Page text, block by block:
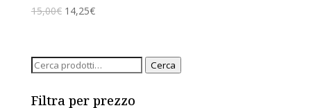
15,00€ 14,25€
Cerca: Cerca
Filtra per prezzo